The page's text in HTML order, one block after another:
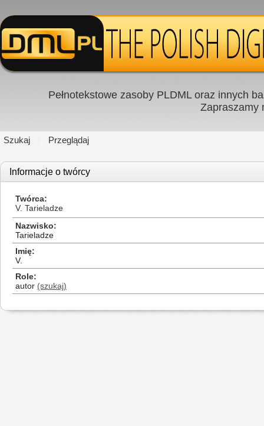
Pełnotekstowe zasoby PLDML oraz innych
Zapraszamy
Szukaj Przeglądaj
Informacje o twórcy
Twórca
V. Tarieladze
Nazwisko
Tarieladze
Imię
V.
Role
autor (szukaj)